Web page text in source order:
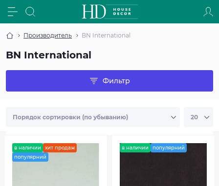
Производитель BN International
BN International
Фильтр
в наличии
хит продаж
популярний
в наличии популярний